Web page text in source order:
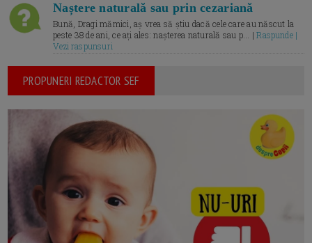
Naștere naturală sau prin cezariană
Bună, Dragi mămici, aș vrea să știu dacă cele care au născut la
peste 38 de ani, ce ați ales: nașterea naturală sau p... |Raspunde |
Vezi raspunsuri
PROPUNERI REDACTOR SEF